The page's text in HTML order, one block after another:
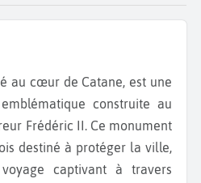
construite au
Frédéric II. Ce monument
destiné à protéger la ville,
captivant à travers